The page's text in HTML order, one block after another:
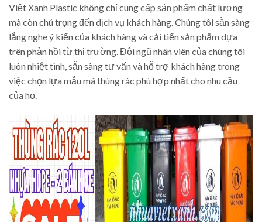
Việt Xanh Plastic không chỉ cung cấp sản phẩm chất lượng
mà còn chú trọng đến dịch vụ khách hàng. Chúng tôi sẵn sàng
lắng nghe ý kiến của khách hàng và cải tiến sản phẩm dựa
trên phản hồi từ thị trường. Đội ngũ nhân viên của chúng tôi
luôn nhiệt tình, sẵn sàng tư vấn và hỗ trợ khách hàng trong
việc chọn lựa mẫu mã thùng rác phù hợp nhất cho nhu cầu
của họ.